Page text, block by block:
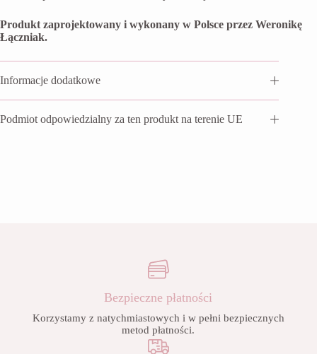
Produkt zaprojektowany i wykonany w Polsce przez Weronikę
Łączniak.
Informacje dodatkowe
Podmiot odpowiedzialny za ten produkt na terenie UE
Bezpieczne płatności
Korzystamy z natychmiastowych i w pełni bezpiecznych
metod płatności.